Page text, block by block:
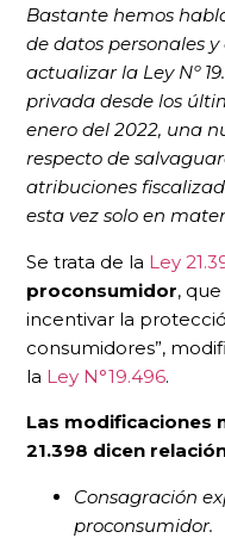
Bastante hemos
de datos personales
actualizar la Ley Nº
privada desde los
enero del 2022, una
respecto de
atribuciones
esta vez solo en
Se trata de la Ley
proconsumidor,
incentivar la
consumidores”,
la Ley N°19.496.
Las modificaciones
21.398 dicen
Consagración
proconsumidor.